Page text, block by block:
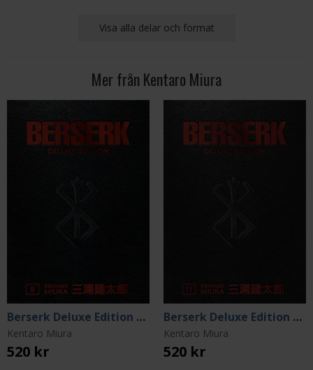
Visa alla delar och format
Mer från Kentaro Miura
Berserk Deluxe Edition Vol 8
Kentaro Miura
520 kr
Berserk Deluxe Edition Vol 11
Kentaro Miura
520 kr